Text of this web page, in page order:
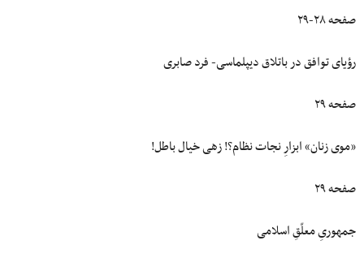
صفحه ۲۸-۲۹
رؤیای توافق در باتلاق دیپلماسی- فرد صابری
صفحه ۲۹
«موی زنان» ابزارِ نجات نظام؟! زهی خیال باطل!
صفحه ۲۹
جمهوریِ معلّقِ اسلامی